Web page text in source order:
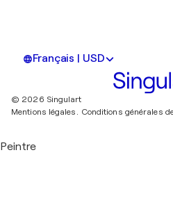
Français | USD
© 2026 Singulart
Mentions légales. Conditions générales
Peintre